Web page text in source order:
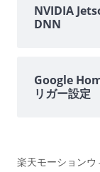
NVIDIA
DNN
Google
リガー設定
楽天モーション